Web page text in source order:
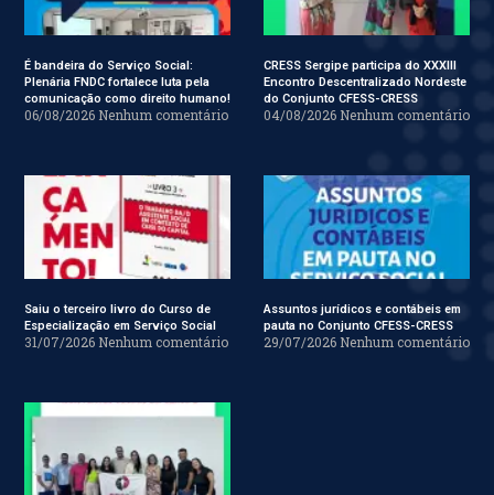
É bandeira do Serviço Social:
Plenária FNDC fortalece luta pela
comunicação como direito humano!
06/08/2026 Nenhum comentário
CRESS Sergipe participa do XXXIII
Encontro Descentralizado Nordeste
do Conjunto CFESS-CRESS
04/08/2026 Nenhum comentário
Saiu o terceiro livro do Curso de
Especialização em Serviço Social
31/07/2026 Nenhum comentário
Assuntos jurídicos e contábeis em
pauta no Conjunto CFESS-CRESS
29/07/2026 Nenhum comentário